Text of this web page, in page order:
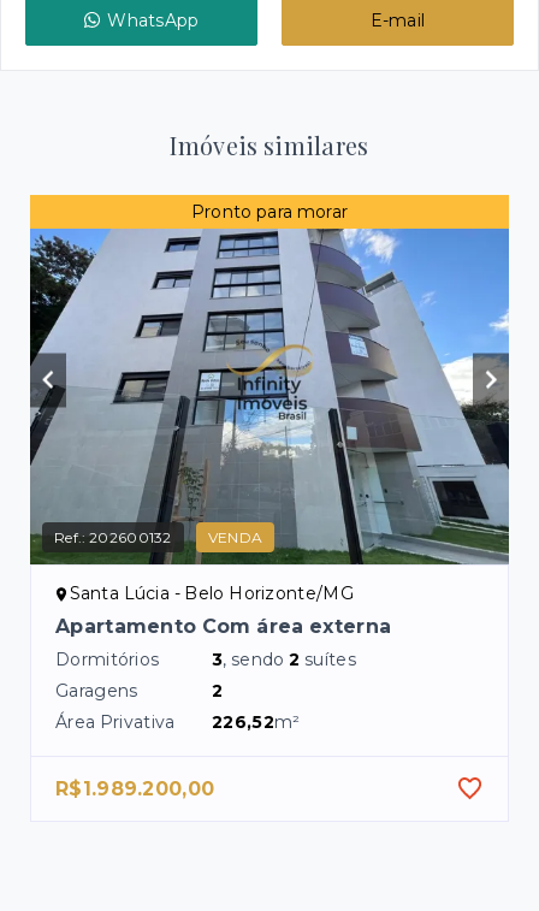
WhatsApp E-mail
Imóveis similares
Pronto para morar
Ref.:202600132 VENDA
Santa Lúcia - Belo Horizonte/MG
Apartamento Com área externa
Dormitórios 3, sendo2 suítes
Garagens
2
Área Privativa
226,52m²
R$1.989.200,00